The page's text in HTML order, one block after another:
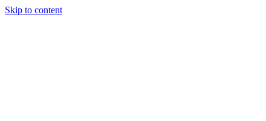
Skip to content